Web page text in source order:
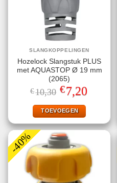
SLANGKOPPELINGEN
Hozelock Slangstuk PLUS
met AQUASTOP Ø 19 mm
(2065)
€10,30 Oorspronkelijke
prijs
was:
€10,30.
€7,20Huidige
prijs
TOEVOEGEN
-40%